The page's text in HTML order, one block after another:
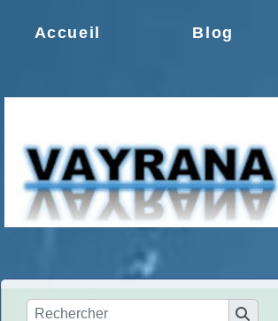
Accueil Blog